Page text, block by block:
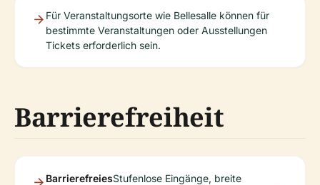
Für Veranstaltungsorte wie Bellesalle können für
bestimmte Veranstaltungen oder Ausstellungen
Tickets erforderlich sein.
Barrierefreiheit
BarrierefreiesStufenlose Eingänge, breite